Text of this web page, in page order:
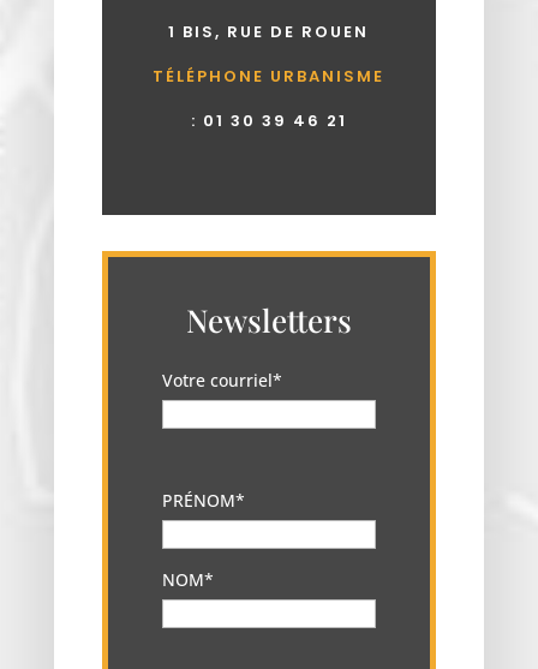
1 BIS, RUE DE ROUEN
TÉLÉPHONE URBANISME
: 01 30 39 46 21
Newsletters
Votre courriel*
PRÉNOM*
NOM*